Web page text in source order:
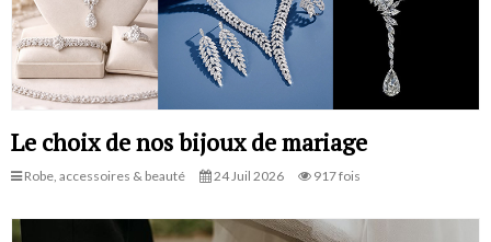
Le choix de nos bijoux de mariage
Robe, accessoires & beauté 24 Juil 2026 917 fois